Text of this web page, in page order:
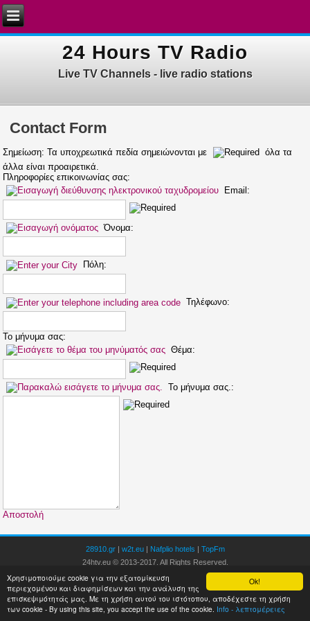
Ok!
Χρησιμοποιούμε cookie για την εξατομίκευση
περιεχομένου και διαφημίσεων και την ανάλυση της
επισκεψιμότητάς μας. Με τη χρήση αυτού του ιστότοπου, αποδέχεστε τη χρήση
των cookie - By using this site, you accept the use of the cookie. Info - λεπτομέρειες
24 Hours TV Radio
Live TV Channels - live radio stations
Contact Form
Σημείωση: Τα υποχρεωτικά πεδία σημειώνονται με
όλα τα
άλλα είναι προαιρετικά.
Πληροφορίες επικοινωνίας σας:
Email:
Όνομα:
Πόλη:
Τηλέφωνο:
Το μήνυμα σας:
Θέμα:
Το μήνυμα σας.:
Αποστολή
28910.gr| w2t.eu| Nafplio hotels | TopFm
24htv.eu © 2013-2017. All Rights Reserved.
Designed byAnton